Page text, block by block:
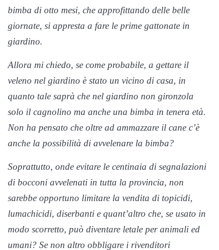
bimba di otto mesi, che approfittando delle belle
giornate, si appresta a fare le prime gattonate in
giardino.
Allora mi chiedo, se come probabile, a gettare il
veleno nel giardino è stato un vicino di casa, in
quanto tale saprà che nel giardino non gironzola
solo il cagnolino ma anche una bimba in tenera età.
Non ha pensato che oltre ad ammazzare il cane c’è
anche la possibilità di avvelenare la bimba?
Soprattutto, onde evitare le centinaia di segnalazioni
di bocconi avvelenati in tutta la provincia, non
sarebbe opportuno limitare la vendita di topicidi,
lumachicidi, diserbanti e quant’altro che, se usato in
modo scorretto, può diventare letale per animali ed
umani? Se non altro obbligare i rivenditori